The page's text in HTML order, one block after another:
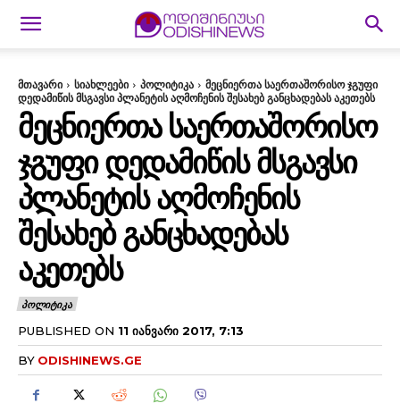
მთავარი სიახლეები პოლიტიკა
მეცნიერთა საერთაშორისო ჯგუფი
დედამიწის მსგავსი პლანეტის აღმოჩენის შესახებ განცხადებას აკეთებს
ᲛᲔᲪᲜᲘᲔᲠᲗᲐ ᲡᲐᲔᲠᲗᲐᲨᲝᲠᲘᲡᲝ
ᲯᲒᲣᲤᲘ ᲓᲔᲓᲐᲛᲘᲬᲘᲡ ᲛᲡᲒᲐᲕᲡᲘ
ᲞᲚᲐᲜᲔᲢᲘᲡ ᲐᲦᲛᲝᲩᲔᲜᲘᲡ
ᲨᲔᲡᲐᲮᲔᲑ ᲒᲐᲜᲪᲮᲐᲓᲔᲑᲐᲡ
ᲐᲙᲔᲗᲔᲑᲡ
ᲞᲝᲚᲘᲢᲘᲙᲐ
PUBLISHED ON 11 ᲘᲐᲜᲕᲐᲠᲘ 2017, 7:13
BY ODISHINEWS.GE